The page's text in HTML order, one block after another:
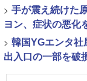
> 手が震え続けた
ヨン、症状の悪化
> 韓国YGエンタ社
出入口の一部を破